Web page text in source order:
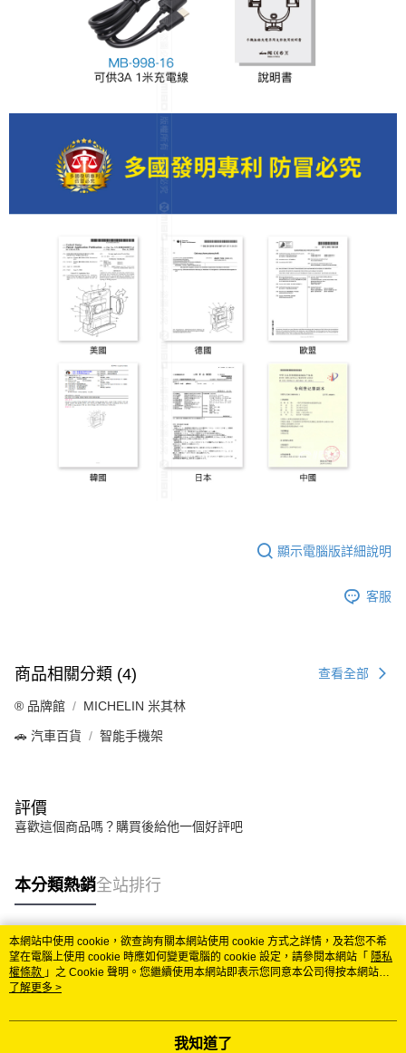
顯示電腦版詳細說明
客服
商品相關分類 (4) 查看全部
®️ 品牌館 MICHELIN 米其林
🚗 汽車百貨 智能手機架
評價
喜歡這個商品嗎？購買後給他一個好評吧
本分類熱銷全站排行
熱門標籤
本網站中使用 cookie，欲查詢有關本網站使用 cookie 方式之詳情，及若您不希
望在電腦上使用 cookie 時應如何變更電腦的 cookie 設定，請參閱本網站「 隱私
權條款 」之 Cookie 聲明。您繼續使用本網站即表示您同意本公司得按本網站使
用條款之 Cookie 聲明使用 cookie。
了解更多 >
我知道了